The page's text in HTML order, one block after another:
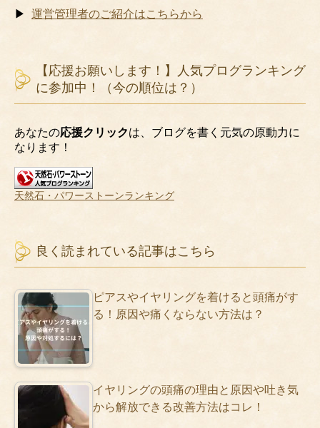
▶ 運営管理者のご紹介はこちらから
【応援お願いします！】人気プログランキング
に参加中！（今の順位は？）
あなたの応援クリックは、ブログを書く元気の原動力に
なります！
天然石・パワーストーンランキング
良く読まれている記事はこちら
ピアスやイヤリングを着けると頭痛がす
る！原因や痛くならない方法は？
イヤリングの頭痛の理由と原因や吐き気
から解放できる改善方法はコレ！